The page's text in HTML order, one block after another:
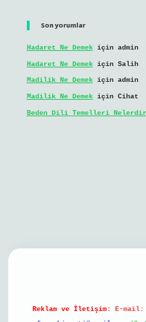
Son yorumlar
Hadaret Ne Demekiçin admin
Hadaret Ne Demekiçin Salih
Madilik Ne Demekiçin admin
Madilik Ne Demekiçin Cihat
Beden Dili Temelleri Nelerdir
Reklam ve İletişim: E-mail: